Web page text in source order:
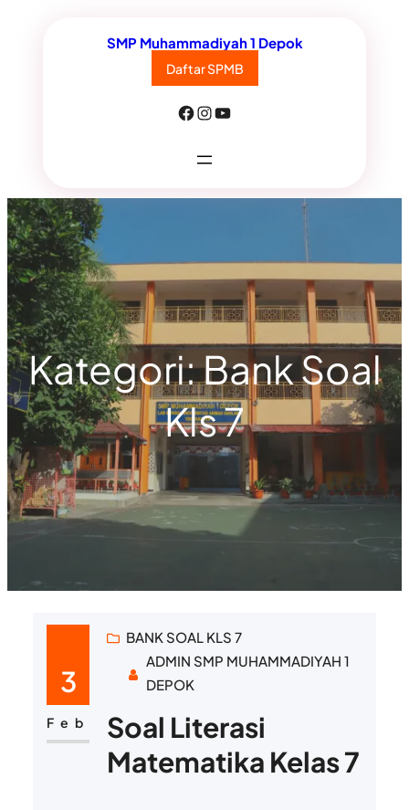
SMP Muhammadiyah 1 Depok
Facebook InstagramYouTube
Daftar SPMB
Kategori:Bank Soal
Kls 7
3
Feb
BANK SOAL KLS 7
ADMIN SMP MUHAMMADIYAH 1
DEPOK
Soal Literasi
Matematika Kelas 7